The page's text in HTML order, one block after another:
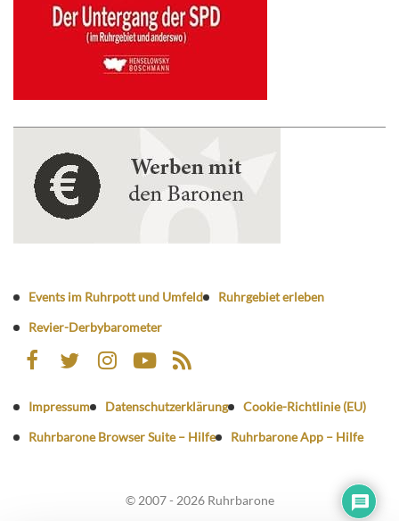
Events im Ruhrpott und Umfeld
Ruhrgebiet erleben
Revier-Derbybarometer
Impressum Datenschutzerklärung
Cookie-Richtlinie (EU)
Ruhrbarone Browser Suite – Hilfe
Ruhrbarone App – Hilfe
© 2007 - 2026 Ruhrbarone